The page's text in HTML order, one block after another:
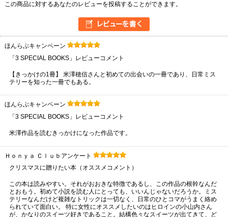
この商品に対するあなたのレビューを投稿することができます。
ほんらぶキャンペーン
「3 SPECIAL BOOKS」レビューコメント
【きっかけの1冊】 米澤穂信さんと初めての出会いの一冊であり、日常ミス
テリーを知った一冊でもある。
ほんらぶキャンペーン
「3 SPECIAL BOOKS」レビューコメント
米澤作品を読むきっかけになった作品です。
Ｈｏｎｙａ Ｃｌｕｂアンケート
クリスマスに贈りたい本（オススメコメント）
この本は読みやすい。それがおおきな特徴であるし、この作品の根幹なんだ
とおもう。初めて小説を読む人にとっても、いいんじゃないだろうか。ミス
テリーなんだけど複雑なトリックは一切なく、日常のひとコマがうまく絡め
られていて面白い。 特に女性にオススメしたいのはヒロインの小山内さん
が、かなりのスイーツ好きであること。結構色々なスイーツが出てきて、ど